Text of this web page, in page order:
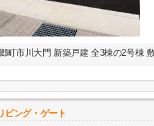
町市川大門 新築戸建 全3棟の2号棟
ビング・ゲート